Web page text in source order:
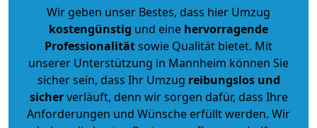
Wir geben unser Bestes, dass hier Umzug
kostengünstig und eine hervorragende
Professionalitätsowie Qualität bietet. Mit
unserer Unterstützung in Mannheim können Sie
sicher sein, dass Ihr Umzug reibungslos und
sicherverläuft, denn wir sorgen dafür, dass Ihre
Anforderungen und Wünsche erfüllt werden. Wir